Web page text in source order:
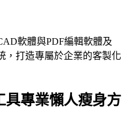
軟體與PDF編輯軟體及
，打造專屬於企業的客製化
具專業懶人瘦身方